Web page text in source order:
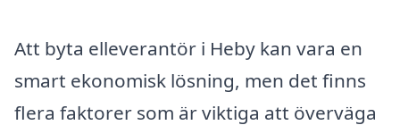
Att byta elleverantör i Heby kan vara en
smart ekonomisk lösning, men det finns
flera faktorer som är viktiga att överväga